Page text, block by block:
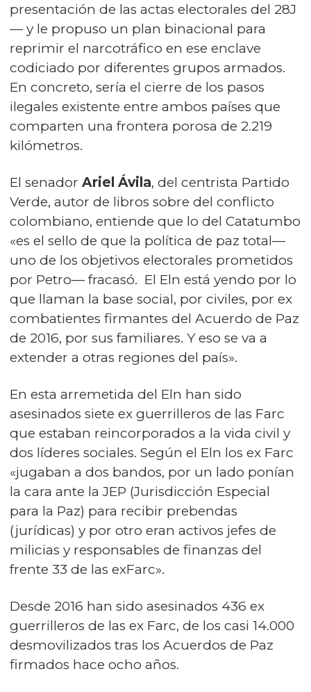
presentación de las actas electorales del 28J
— y le propuso un plan binacional para
reprimir el narcotráfico en ese enclave
codiciado por diferentes grupos armados.
En concreto, sería el cierre de los pasos
ilegales existente entre ambos países que
comparten una frontera porosa de 2.219
kilómetros.
El senador Ariel Ávila, del centrista Partido
Verde, autor de libros sobre del conflicto
colombiano, entiende que lo del Catatumbo
«es el sello de que la política de paz total—
uno de los objetivos electorales prometidos
por Petro— fracasó. El Eln está yendo por lo
que llaman la base social, por civiles, por ex
combatientes firmantes del Acuerdo de Paz
de 2016, por sus familiares. Y eso se va a
extender a otras regiones del país».
En esta arremetida del Eln han sido
asesinados siete ex guerrilleros de las Farc
que estaban reincorporados a la vida civil y
dos líderes sociales. Según el Eln los ex Farc
«jugaban a dos bandos, por un lado ponían
la cara ante la JEP (Jurisdicción Especial
para la Paz) para recibir prebendas
(jurídicas) y por otro eran activos jefes de
milicias y responsables de finanzas del
frente 33 de las exFarc».
Desde 2016 han sido asesinados 436 ex
guerrilleros de las ex Farc, de los casi 14.000
desmovilizados tras los Acuerdos de Paz
firmados hace ocho años.